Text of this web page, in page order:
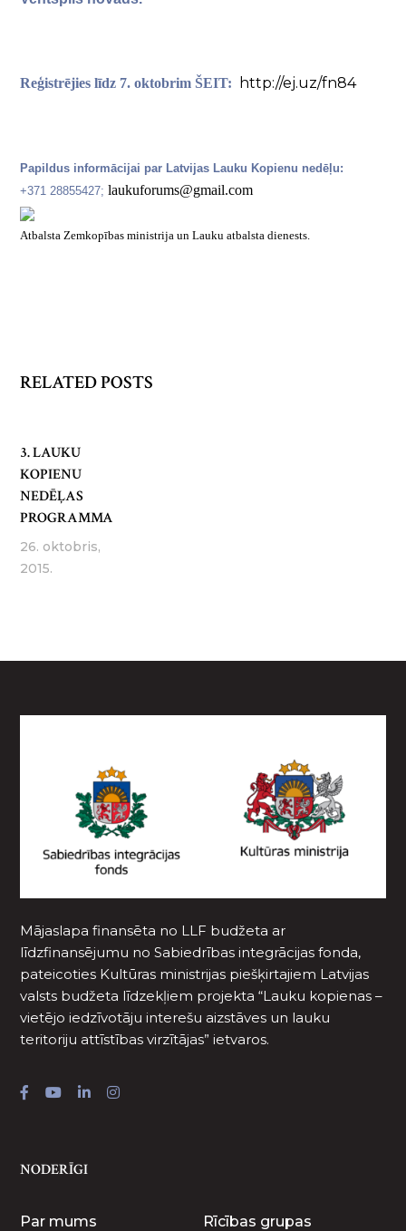
Reģistrējies līdz 7. oktobrim ŠEIT: http://ej.uz/fn84
Papildus informācijai par Latvijas Lauku Kopienu nedēļu:
+371 28855427;laukuforums@gmail.com
Atbalsta Zemkopības ministrija un Lauku atbalsta dienests.
RELATED POSTS
3. LAUKU
KOPIENU
NEDĒĻAS
PROGRAMMA
26. oktobris,
2015.
Mājaslapa finansēta no LLF budžeta ar
līdzfinansējumu no Sabiedrības integrācijas fonda,
pateicoties Kultūras ministrijas piešķirtajiem Latvijas
valsts budžeta līdzekļiem projekta “Lauku kopienas –
vietējo iedzīvotāju interešu aizstāves un lauku
teritoriju attīstības virzītājas” ietvaros.
NODERĪGI
Par mums Rīcības grupas